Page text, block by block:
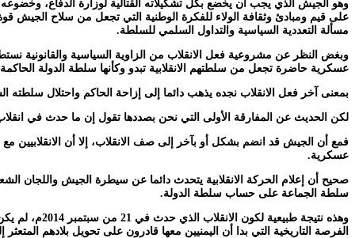
وهو الجيش الذي يجب أن يخضع بكل تشكيلاته القتالية لوزارة الدفاع،
على قيم ومبادئ وثقافة الولاء للفكرة الوطنية التي تجعل من سلاح الجيش
مسألة التعددية السياسية والتداول السلمي للسلطة.
وبغض النظر عن مشروعية فعل الانقلاب من الزاوية السياسية والقانونية
عسكرية حاضرة تجعل من سلطتهم الانقلابية تبدو وكأنها سلطة الدولة
بمعنى آخر فعل الانقلاب نجده يذهب دائما إلى إزاحة الحاكم واحتلال
لكن الحديث عن المفارقة الأولى التي نحن بصددها تقول إن ما حدث في انقلاب سبتمبر 2014 في العاصمة صنعاء بدأ فعلاً
فمع أن الجيش قد انضم بشكل أو بآخر إلى صف الانقلاب، إلا أن
عسكرية.
صحيح أن إعلام الحركة الانقلابية يتحدث دائما عن سيطرة الجيش واللجان
سلطة الجماعة على حساب سلطة الدولة.
وهذه نتيجة
الفرصة التاريخية التي بدا أن اليمنيين معها قادرون على تحويل بلادهم